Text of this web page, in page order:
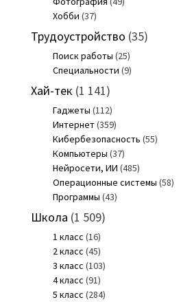
Хобби (37)
Трудоустройство (35)
Поиск работы (25)
Специальности (9)
Хай-тек (1 141)
Гаджеты (112)
Интернет(359)
Кибербезопасность (55)
Компьютеры (37)
Нейросети, ИИ (485)
Операционные системы (58)
Программы (43)
Школа (1 509)
1 класс (16)
2 класс (45)
3 класс (103)
4 класс (91)
5 класс (284)